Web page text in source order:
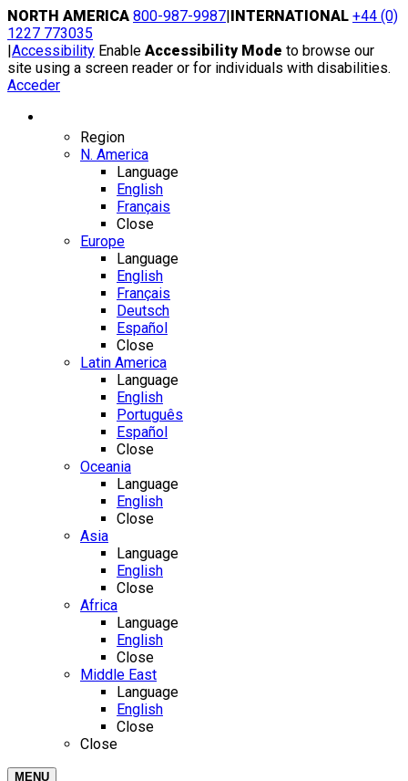
Skip
to
content
NORTH AMERICA 800-987-9987|INTERNATIONAL +44 (0)
1227 773035
|Accessibility Enable Accessibility Mode to browse our
site using a screen reader or for individuals with disabilities.
Acceder
Region
N. America
Language
English
Français
Close
Europe
Language
English
Français
Deutsch
Español
Close
Latin America
Language
English
Português
Español
Close
Oceania
Language
English
Close
Asia
Language
English
Close
Africa
Language
English
Close
Middle East
Language
English
Close
Close
MENU